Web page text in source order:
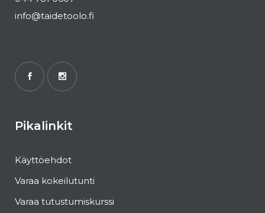
info@taidetoolo.fi
Pikalinkit
Käyttöehdot
Varaa kokeilutunti
Varaa tutustumiskurssi